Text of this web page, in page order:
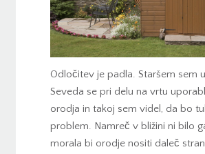
Odločitev je padla. Staršem sem
Seveda se pri delu na vrtu
orodja in takoj sem videl, da bo
problem. Namreč v bližini ni bilo
morala bi orodje nositi daleč